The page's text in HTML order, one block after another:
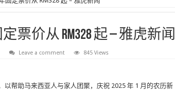
票价从 RM328 起 – 雅虎新闻
Leave a comment 845 Views
帮助马来西亚人与家人团聚，庆祝 2025 年 1 月的农历新